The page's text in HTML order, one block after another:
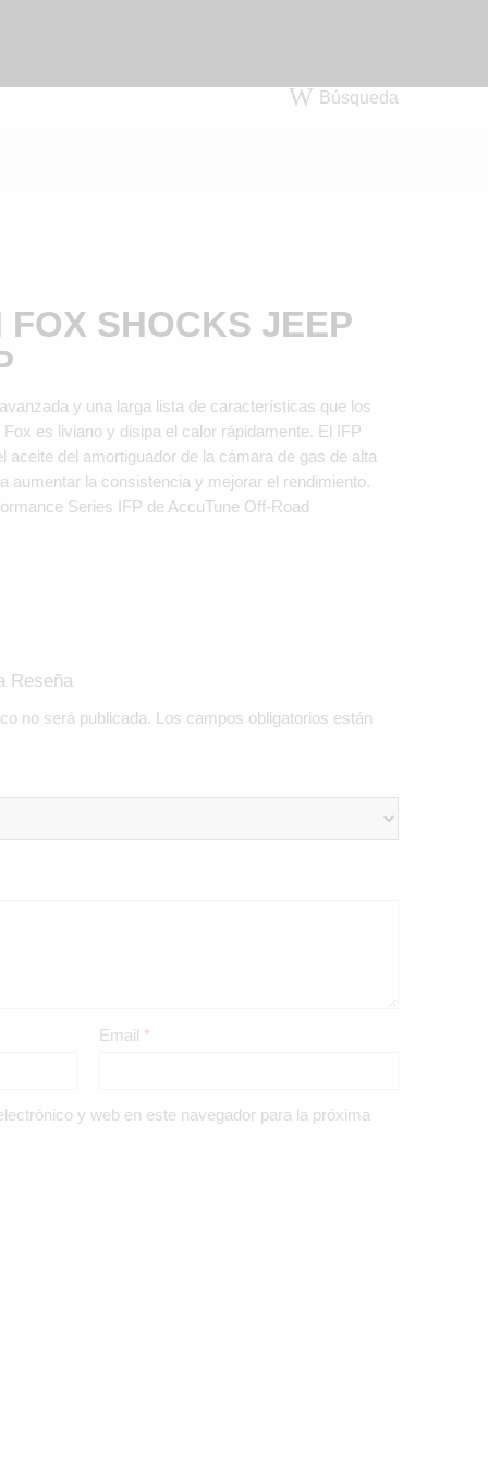
Búsqueda
FOX SHOCKS JEEP
y una larga lista de características que los
es liviano y disipa el calor rápidamente. El IFP
aceite del amortiguador de la cámara de gas de alta
aumentar la consistencia y mejorar el rendimiento.
Series IFP de AccuTune Off-Road
Reseña
no será publicada. Los campos obligatorios están
Email *
y web en este navegador para la próxima